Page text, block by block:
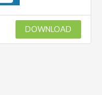
DOWNLOAD